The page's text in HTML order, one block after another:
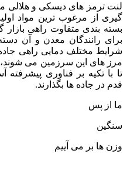
گیری از مرغوب ترین مواد
بسته بندی متفاوت راهی بازار
برای رانندگان معدن و آن
شرایط مختلف دمایی راهی
مرز های این سرزمین می
تا با تکیه بر فناوری
قدم در جاده ها بگذارند.
ما از پس
سنگین
وزن ها بر می آییم